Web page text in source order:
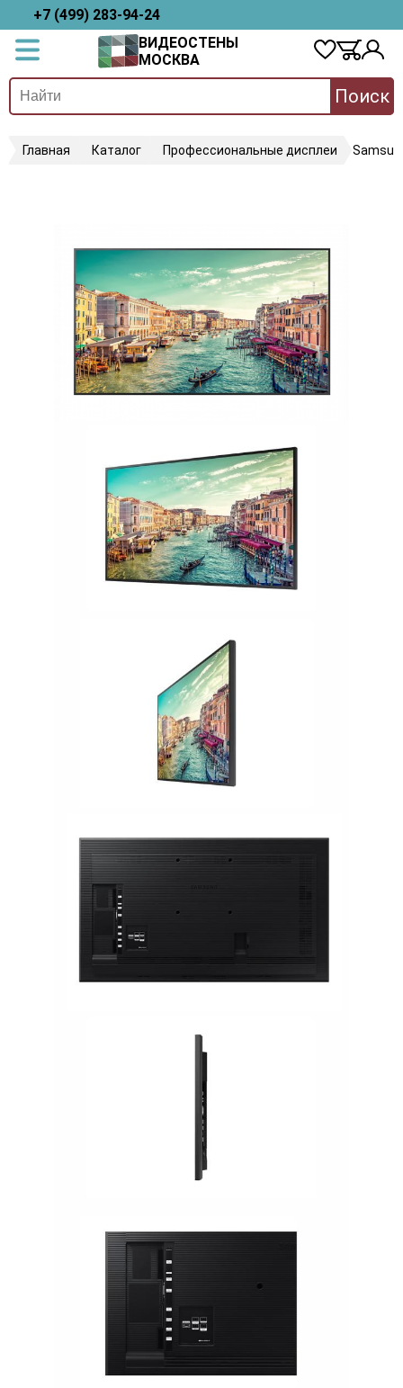
+7 (499) 283-94-24
ВИДЕОСТЕНЫ
МОСКВА
Поиск
Главная Каталог Профессиональные дисплеи